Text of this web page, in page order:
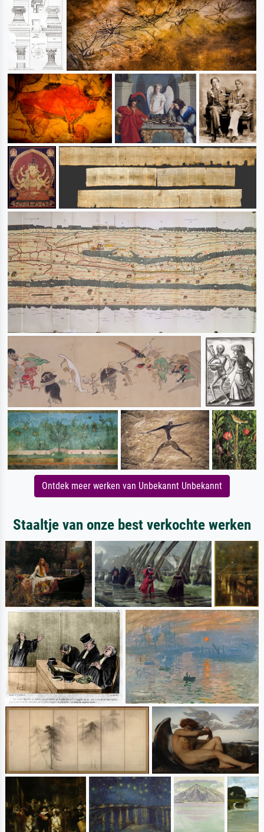
Ontdek meer werken van Unbekannt Unbekannt
Staaltje van onze best verkochte werken